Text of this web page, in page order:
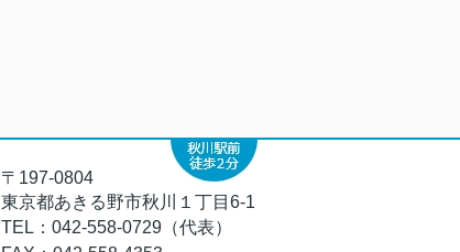
〒197-0804
東京都あきる野市秋川１丁目6-1
TEL： 042-558-0729（代表）